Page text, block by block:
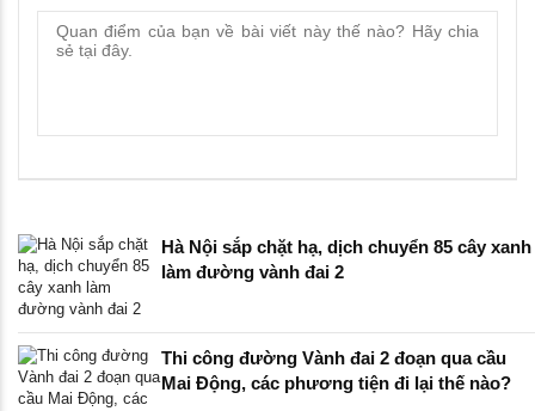
Hà Nội sắp chặt hạ, dịch chuyển 85 cây xanh
làm đường vành đai 2
Thi công đường Vành đai 2 đoạn qua cầu
Mai Động, các phương tiện đi lại thế nào?